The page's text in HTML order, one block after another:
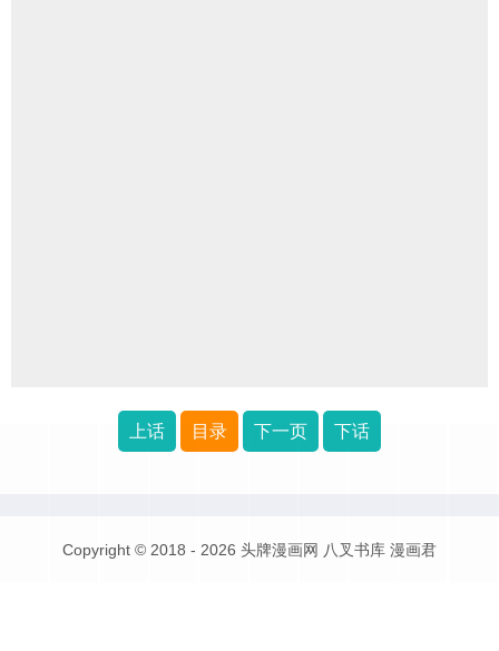
上话 目录 下一页 下话
Copyright © 2018 - 2026 头牌漫画网 八叉书库 漫画君